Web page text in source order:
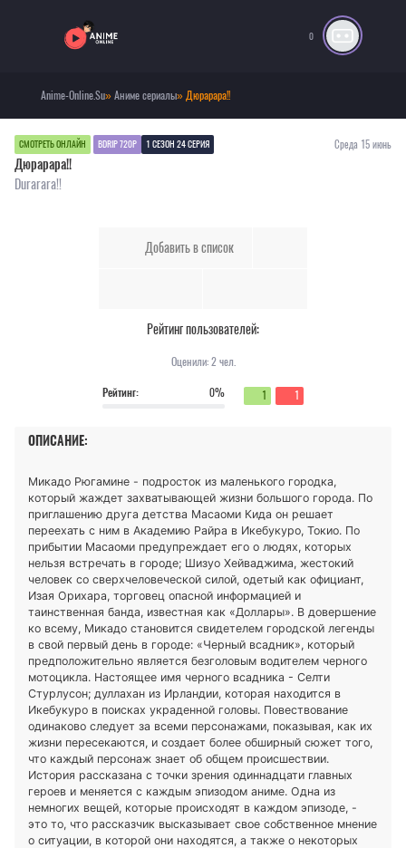
0
Anime-Online.Su»Аниме сериалы» Дюрарара!!
СМОТРЕТЬ ОНЛАЙН BDRIP 720P 1 СЕЗОН 24 СЕРИЯ Среда 15 июнь
Дюрарара!!
Durarara!!
Добавить в список
Рейтинг пользователей:
Оценили:2чел.
Рейтинг:
0% 1 1
ОПИСАНИЕ:
Микадо Рюгамине - подросток из маленького городка,
который жаждет захватывающей жизни большого города. По
приглашению друга детства Масаоми Кида он решает
переехать с ним в Академию Райра в Икебукуро, Токио. По
прибытии Масаоми предупреждает его о людях, которых
нельзя встречать в городе; Шизуо Хейваджима, жестокий
человек со сверхчеловеческой силой, одетый как официант,
Изая Орихара, торговец опасной информацией и
таинственная банда, известная как «Доллары». В довершение
ко всему, Микадо становится свидетелем городской легенды
в свой первый день в городе: «Черный всадник», который
предположительно является безголовым водителем черного
мотоцикла. Настоящее имя черного всадника - Селти
Стурлусон; дуллахан из Ирландии, которая находится в
Икебукуро в поисках украденной головы. Повествование
одинаково следует за всеми персонажами, показывая, как их
жизни пересекаются, и создает более обширный сюжет того,
что каждый персонаж знает об общем происшествии.
История рассказана с точки зрения одиннадцати главных
героев и меняется с каждым эпизодом аниме. Одна из
немногих вещей, которые происходят в каждом эпизоде, -
это то, что рассказчик высказывает свое собственное мнение
о ситуации, в которой они находятся, а также о некоторых